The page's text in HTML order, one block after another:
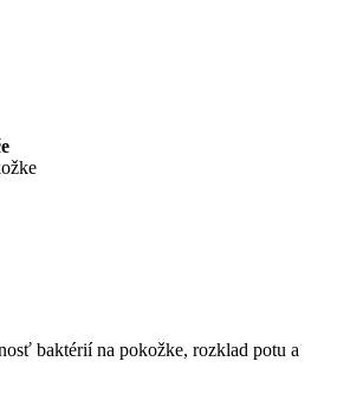
baktérií na pokožke, rozklad potu a